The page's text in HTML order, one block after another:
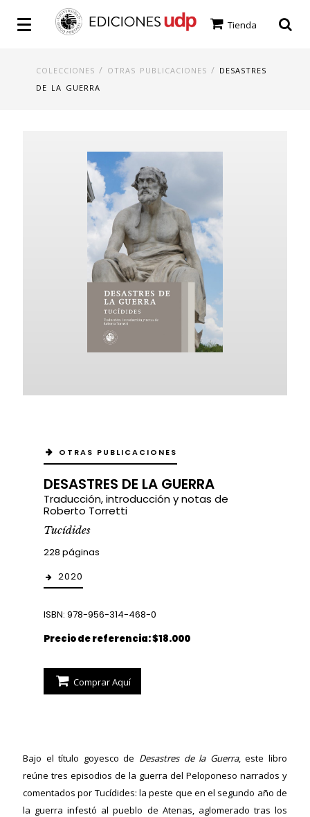
Tienda
COLECCIONES / OTRAS PUBLICACIONES / DESASTRES
DE LA GUERRA
OTRAS PUBLICACIONES
DESASTRES DE LA GUERRA
Traducción, introducción y notas de
Roberto Torretti
Tucídides
228 páginas
2020
ISBN: 978-956-314-468-0
Precio de referencia: $18.000
Comprar Aquí
Bajo el título goyesco de Desastres de la Guerra, este libro
reúne tres episodios de la guerra del Peloponeso narrados y
comentados por Tucídides: la peste que en el segundo año de
la guerra infestó al pueblo de Atenas, aglomerado tras los